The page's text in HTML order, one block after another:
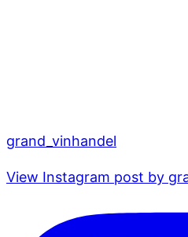
grand_vinhandel
View Instagram post by